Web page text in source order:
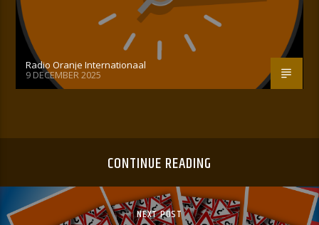
Radio Oranje Internationaal
9 DECEMBER 2025
CONTINUE READING
NEXT POST